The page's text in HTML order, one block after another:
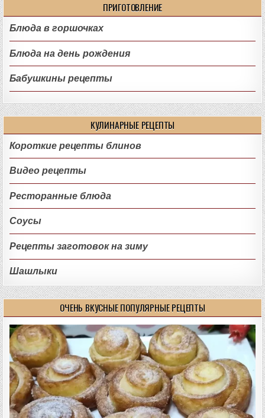
ПРИГОТОВЛЕНИЕ
Блюда в горшочках
Блюда на день рождения
Бабушкины рецепты
КУЛИНАРНЫЕ РЕЦЕПТЫ
Короткие рецепты блинов
Видео рецепты
Ресторанные блюда
Соусы
Рецепты заготовок на зиму
Шашлыки
ОЧЕНЬ ВКУСНЫЕ ПОПУЛЯРНЫЕ РЕЦЕПТЫ